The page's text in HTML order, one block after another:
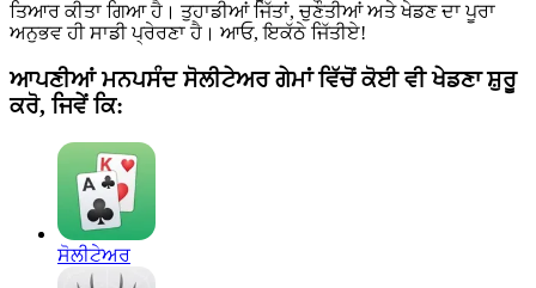
ਤਿਆਰ ਕੀਤਾ ਗਿਆ ਹੈ। ਤੁਹਾਡੀਆਂ ਜਿੱਤਾਂ, ਚੁਣੌਤੀਆਂ ਅਤੇ ਖੇਡਣ ਦਾ ਪੂਰਾ
ਅਨੁਭਵ ਹੀ ਸਾਡੀ ਪ੍ਰੇਰਣਾ ਹੈ। ਆਓ, ਇਕੱਠੇ ਜਿੱਤੀਏ!
ਆਪਣੀਆਂ ਮਨਪਸੰਦ ਸੋਲੀਟੇਅਰ ਗੇਮਾਂ ਵਿੱਚੋਂ ਕੋਈ ਵੀ ਖੇਡਣਾ ਸ਼ੁਰੂ
ਕਰੋ, ਜਿਵੇਂ ਕਿ:
ਸੋਲੀਟੇਅਰ